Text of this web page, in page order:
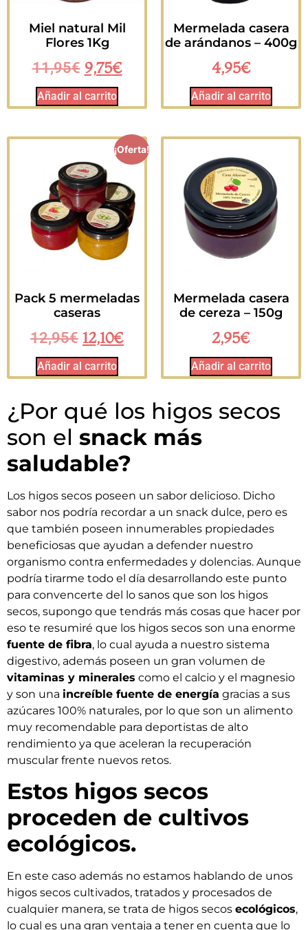
Miel natural Mil
Flores 1Kg
11,95€ 9,75€
Añadir al carrito
Mermelada casera
de arándanos – 400g
4,95€
Añadir al carrito
¡Oferta!
Pack 5 mermeladas
caseras
12,95€ 12,10€
Añadir al carrito
Mermelada casera
de cereza – 150g
2,95€
Añadir al carrito
¿Por qué los higos secos
son el snack más
saludable?
Los higos secos poseen un sabor delicioso. Dicho
sabor nos podría recordar a un snack dulce, pero es
que también poseen innumerables propiedades
beneficiosas que ayudan a defender nuestro
organismo contra enfermedades y dolencias. Aunque
podría tirarme todo el día desarrollando este punto
para convencerte del lo sanos que son los higos
secos, supongo que tendrás más cosas que hacer por
eso te resumiré que los higos secos son una enorme
fuente de fibra, lo cual ayuda a nuestro sistema
digestivo, además poseen un gran volumen de
vitaminas y minerales como el calcio y el magnesio
y son una increíble fuente de energía gracias a sus
azúcares 100% naturales, por lo que son un alimento
muy recomendable para deportistas de alto
rendimiento ya que aceleran la recuperación
muscular frente nuevos retos.
Estos higos secos
proceden de cultivos
ecológicos.
En este caso además no estamos hablando de unos
higos secos cultivados, tratados y procesados de
cualquier manera, se trata de higos secos ecológicos,
lo cual es una gran ventaja a tener en cuenta que lo